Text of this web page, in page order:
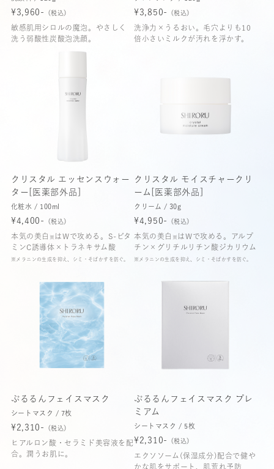
¥3,960- （税込）
敏感肌用シロルの魔泡。やさしく
洗う弱酸性炭酸泡洗顔。
¥3,850- （税込）
洗浄力×うるおい。毛穴よりも10
倍小さいミルクが汚れを浮かす。
クリスタル エッセンスウォー
ター[医薬部外品]
化粧水 / 100ml
¥4,400- （税込）
本気の美白 ※ はWで攻める。S-ビタ
ミンC誘導体×トラネキサム酸
※メラニンの生成を抑え、シミ・そばかすを防ぐ。
クリスタル モイスチャークリ
ーム[医薬部外品]
クリーム / 30g
¥4,950- （税込）
本気の美白 ※ はWで攻める。アルプ
チン×グリチルリチン酸ジカリウム
※メラニンの生成を抑え、シミ・そばかすを防ぐ。
ぷるるんフェイスマスク
シートマスク / 7枚
¥2,310- （税込）
ヒアルロン酸・セラミド美容液を配
合。潤うお肌に。
ぷるるんフェイスマスク プレ
ミアム
シートマスク / 5枚
¥2,310- （税込）
エクソソーム(保湿成分)配合で健や
かな肌をサポート、肌荒れ予防